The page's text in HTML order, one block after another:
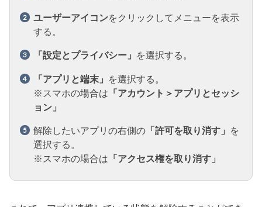
ユーザーアイコンをクリックしてメニューを表示
する。
「設定とプライバシー」 を選択する。
「アプリと端末」
を選択する。
※スマホの場合は 「アカウント＞アプリとセッシ
ョン」
解除したいアプリの右側の 「許可を取り消す」
を
選択する。
※スマホの場合は 「アクセス権を取り消す」